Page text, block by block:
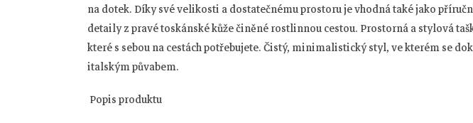
na dotek. Díky své velikosti a dostatečnému prostoru je vhodná také jako
detaily z pravé toskánské kůže činěné rostlinnou cestou. Prostorná a stylová
které s sebou na cestách potřebujete. Čistý, minimalistický styl, ve kterém se
italským půvabem.
Popis produktu